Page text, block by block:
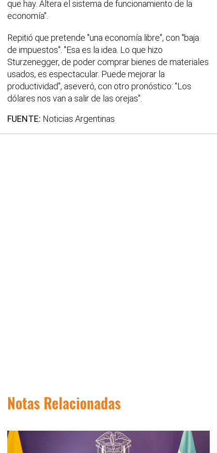
que hay. Altera el sistema de funcionamiento de la
economía".
Repitió que pretende "una economía libre", con "baja
de impuestos". "Esa es la idea. Lo que hizo
Sturzenegger, de poder comprar bienes de materiales
usados, es espectacular. Puede mejorar la
productividad", aseveró, con otro pronóstico: "Los
dólares nos van a salir de las orejas".
FUENTE: Noticias Argentinas
Notas Relacionadas